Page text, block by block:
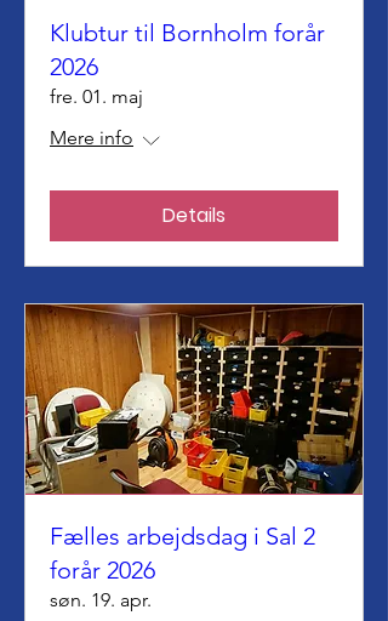
Klubtur til Bornholm forår
2026
fre. 01. maj
Mere info
Details
Fælles arbejdsdag i Sal 2
forår 2026
søn. 19. apr.